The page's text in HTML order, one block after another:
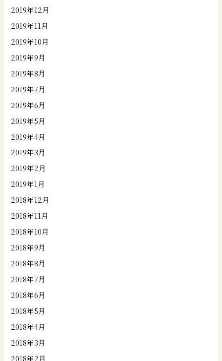
2019年12月
2019年11月
2019年10月
2019年9月
2019年8月
2019年7月
2019年6月
2019年5月
2019年4月
2019年3月
2019年2月
2019年1月
2018年12月
2018年11月
2018年10月
2018年9月
2018年8月
2018年7月
2018年6月
2018年5月
2018年4月
2018年3月
2018年2月